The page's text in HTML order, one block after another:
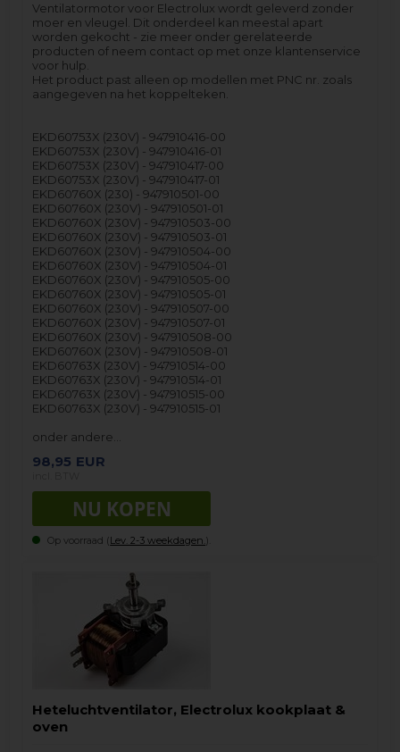
Ventilatormotor voor Electrolux wordt geleverd zonder
moer en vleugel. Dit onderdeel kan meestal apart
worden gekocht - zie meer onder gerelateerde
producten of neem contact op met onze klantenservice
voor hulp.
Het product past alleen op modellen met PNC nr. zoals
aangegeven na het koppelteken.
EKD60753X (230V) - 947910416-00
EKD60753X (230V) - 947910416-01
EKD60753X (230V) - 947910417-00
EKD60753X (230V) - 947910417-01
EKD60760X (230) - 947910501-00
EKD60760X (230V) - 947910501-01
EKD60760X (230V) - 947910503-00
EKD60760X (230V) - 947910503-01
EKD60760X (230V) - 947910504-00
EKD60760X (230V) - 947910504-01
EKD60760X (230V) - 947910505-00
EKD60760X (230V) - 947910505-01
EKD60760X (230V) - 947910507-00
EKD60760X (230V) - 947910507-01
EKD60760X (230V) - 947910508-00
EKD60760X (230V) - 947910508-01
EKD60763X (230V) - 947910514-00
EKD60763X (230V) - 947910514-01
EKD60763X (230V) - 947910515-00
EKD60763X (230V) - 947910515-01
onder andere…
98,95 EUR
Op voorraad (Lev. 2-3 weekdagen. ).
Heteluchtventilator, Electrolux kookplaat &
oven